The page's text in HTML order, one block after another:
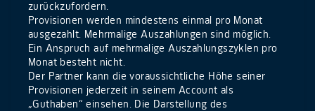
zurückzufordern.
Provisionen werden mindestens einmal pro Monat
ausgezahlt. Mehrmalige Auszahlungen sind möglich.
Ein Anspruch auf mehrmalige Auszahlungszyklen pro
Monat besteht nicht.
Der Partner kann die voraussichtliche Höhe seiner
Provisionen jederzeit in seinem Account als
„Guthaben“ einsehen. Die Darstellung des